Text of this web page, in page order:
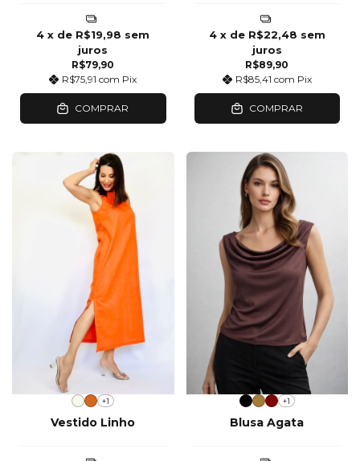
R$79,90
R$75,91com Pix
4 x de R$19,98 sem
juros
COMPRAR
R$89,90
R$85,41 com Pix
4 x de R$22,48 sem
juros
COMPRAR
+1
Vestido Linho
+1
Blusa Agata